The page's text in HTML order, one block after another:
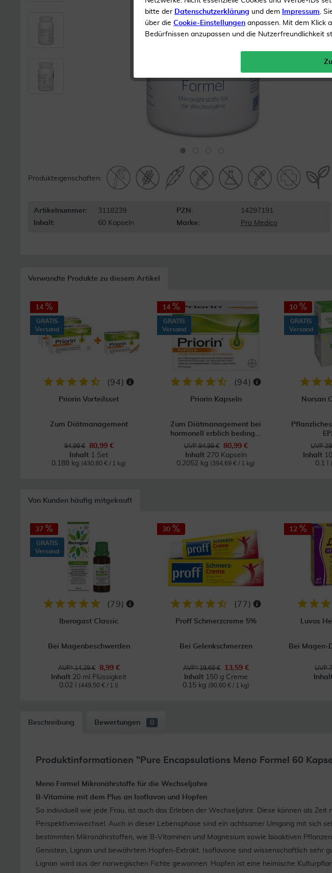
Produkteigenschaften:
Artikelnummer: 3118239 PZN:
14297191
Inhalt:
60 Kapseln Marke: Pro Medico
Verwandte Produkte zu diesem Artikel
14
GRATIS
Versand
(94)
Priorin Vorteilsset
Zum Diätmanagement
94,99 €
80,99 €
Inhalt 1 Set
0.188 kg (430,80 € / 1 kg)
14
GRATIS
Versand
(94)
Priorin Kapseln
Zum Diätmanagement bei
hormonell erblich beding...
UVP 94,99 €
80,99 €
Inhalt 270 Kapseln
0.2052 kg (394,69 € / 1 kg)
10
GRATIS
Versand
Norsan
UVP
Inhalt
0.1 l
Von Kunden häufig mitgekauft
37
GRATIS
Versand
( 79)
Iberogast Classic
Bei Magenbeschwerden
AVP* 14,29 €
8,99 €
Inhalt 20 ml Flüssigkeit
0.02 l
(449,50 € / 1 l)
30
( 77 )
Proff Schmerzcreme 5%
Bei Gelenkschmerzen
AVP* 19,69 €
13,59 €
Inhalt 150 g Creme
0.15 kg (90,60 € / 1 kg)
12
Luvos
Bei Magen-
UVP
Beschreibung Bewertungen 0
Produktinformationen "Pure Encapsulations Meno Formel 60
Meno Formel Mikronährstoffe für die Wechseljahre
B-Vitamine mit dem Plus an Isoflavon und Hopfen
So individuell wie jede Frau, ist auch das Erleben der Wechseljahre. Diese können als
Perspektivenwechsel. Auch in dieser Lebensphase sind ein achtsamer Umgang mit sich
bestimmten Mikronährstoffen, wie B-Vitaminen und Magnesium sowie bioaktiven
Genistein, Lignan und bewährtem Hopfen-Extrakt. Isoflavone sind wissenschaftlich
Lignan wird aus der norwegischen Fichte gewonnen. Hopfen ist eine heimische
bitte der Datenschutzerklärung und dem Impressum.
über die Cookie-Einstellungen anpassen. Mit dem Klick
Bedürfnissen anzupassen und die Nutzerfreundlichkeit